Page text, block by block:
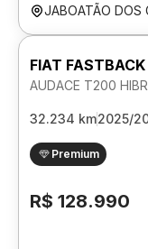
JABOATÃO DOS
FIAT FASTBACK
AUDACE T200
32.234 km2025/
Premium
R$ 128.990